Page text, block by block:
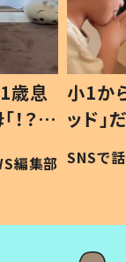
歳息
？」
編集部
小1か
ッド
作り
#令和
SNSで